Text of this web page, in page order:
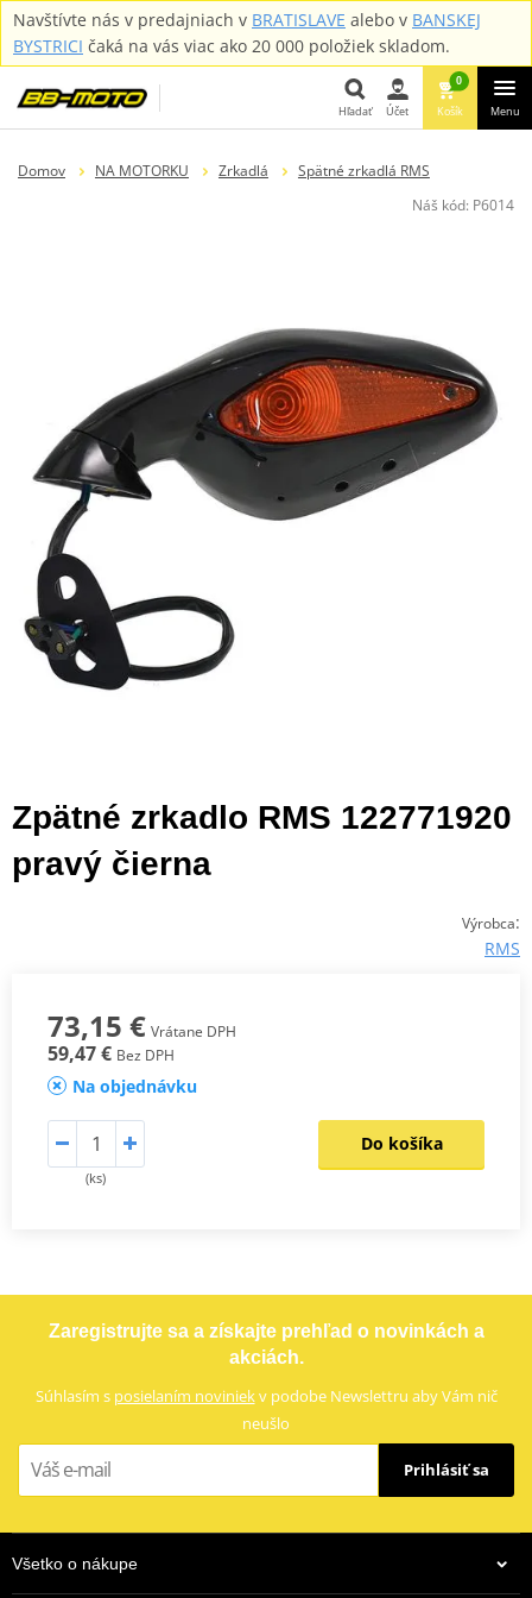
Navštívte nás v predajniach v BRATISLAVE alebo v BANSKEJ
BYSTRICI čaká na vás viac ako 20 000 položiek skladom.
Hľadať Účet
0
Košík Menu
Domov NA MOTORKU Zrkadlá
Spätné zrkadlá RMS
Náš kód: P6014
Zpätné zrkadlo RMS 122771920
pravý čierna
Výrobca:
RMS
73,15 € Vrátane DPH
59,47 € Bez DPH
Na objednávku
(ks)
Do košíka
Zaregistrujte sa a získajte prehľad o novinkách a
akciách.
Súhlasím s posielaním noviniekv podobe Newslettru aby Vám nič
neušlo
Prihlásiť sa
Všetko o nákupe